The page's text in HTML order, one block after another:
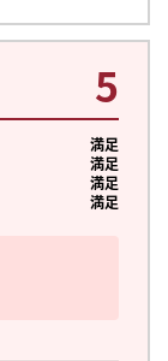
5
満足
満足
満足
満足